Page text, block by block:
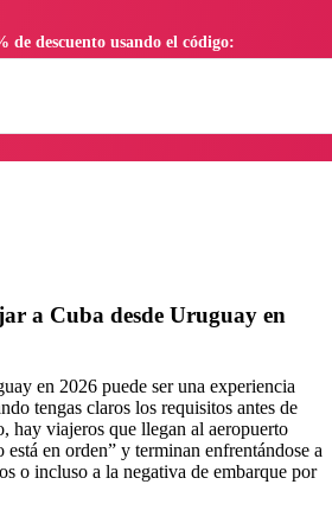
a Cuba desde Uruguay en
en 2026 puede ser una experiencia
tengas claros los requisitos antes de
hay viajeros que llegan al aeropuerto
en orden” y terminan enfrentándose a
o incluso a la negativa de embarque por